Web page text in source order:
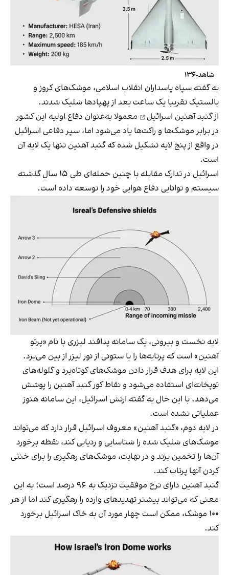
شاهد-۱۳۶
به گفته سپاه پاسداران انقلاب اسلامی، موشک‌های کروز و
بالستیک تقریبا یک ساعت بعد از پهپادها شلیک شدند.
ازگنبد آهنین اسرائیل
معمولا به‌عنوان دفاع اولیه این کشور
در برابر موشک‌ها و راکت‌ها یاد می‌شود اما، سپر دفاعی اسرائیل
در واقع از پنج لایه تشکیل شده که گنبد آهنین تنها یک لایه آن
است.
اسرائیل در تدارک مقابله با چنین حمله‌ای طی ۱۵ سال گذشته
سیستم و توانایی دفاع هوایی خود را توسعه داده است.
لایه نخست و بیرونی، یک سامانه پدافند لیزری با نام «پرتو
آهنین» است که پرتابه‌ها را با ستونی از نور لیزر از بین می‌برد.
این لایه برای هدف قرار دادن موشک‌های کوتاه‌برد و گلوله‌های
توپخانه‌ای استفاده می‌شود و نقاط کور گنبد آهنین را پوشش
می‌دهد. با این‌ حال به گفته ارتش اسرائیل، این سامانه هنوز
عملیاتی نشده است.
در لایه دوم، «گنبد آهنین» معروف اسرائیل قرار دارد که می‌تواند
موشک‌های شلیک شده را شناسایی و ردیابی کند، نقطه برخورد
آن‌ها را تخمین بزند و در نهایت، موشک‌های رهگیری را برای خنثی
کردن آنها پرتاب کند.
گنبد آهنین دارای نرخ موفقیت نزدیک به ۹۶ درصد است؛ به این
معنی که می‌تواند بیشتر تهدیدهای وارده را رهگیری کند اما از هر
۱۰۰ موشک، ممکن است چهار مورد آن به خاک اسرائیل برخورد
کند.